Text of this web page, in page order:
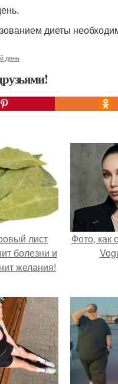
диеты
день
лист
болезни и
желания!
Фото, как